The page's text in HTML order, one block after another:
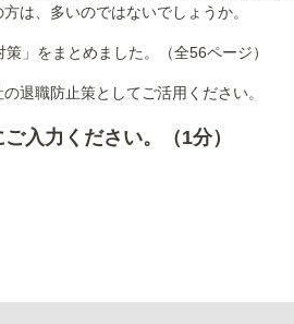
は、多いのではないでしょうか。
」をまとめました。（全56ページ）
退職防止策としてご活用ください。
入力ください。（1分）